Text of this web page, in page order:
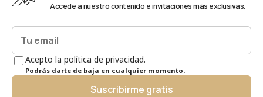
Accede a nuestro contenido e invitaciones más exclusivas.
Acepto la política de privacidad.
Podrás darte de baja en cualquier momento.
Suscribirme gratis